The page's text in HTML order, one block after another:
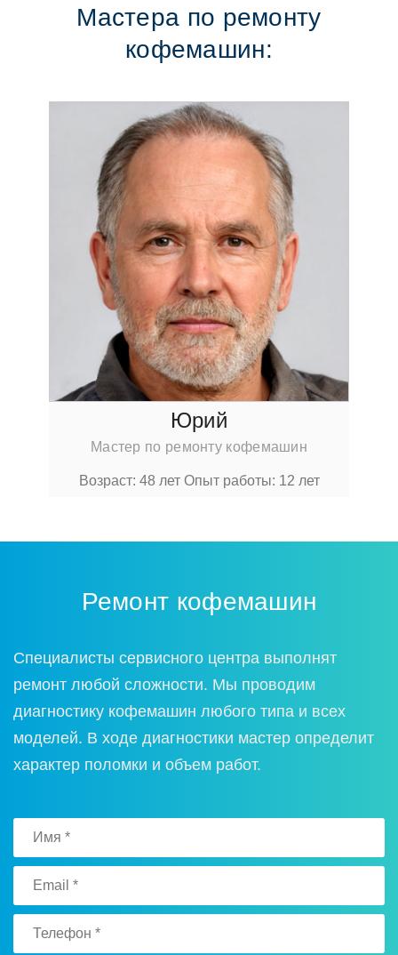
Мастера по ремонту
кофемашин:
Юрий
Мастер по ремонту кофемашин
Возраст: 48 летОпыт работы: 12 лет
Ремонт кофемашин
Специалисты сервисного центра выполнят
ремонт любой сложности. Мы проводим
диагностику кофемашин любого типа и всех
моделей. В ходе диагностики мастер определит
характер поломки и объем работ.